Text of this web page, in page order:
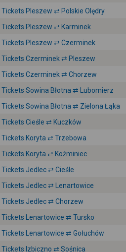
Tickets Pleszew ⇄ Polskie Olędry
Tickets Pleszew ⇄ Karminek
Tickets Pleszew ⇄ Czerminek
Tickets Czerminek ⇄ Pleszew
Tickets Czerminek ⇄ Chorzew
Tickets Sowina Błotna ⇄ Lubomierz
Tickets Sowina Błotna ⇄ Zielona Łąka
Tickets Cieśle ⇄ Kuczków
Tickets Koryta ⇄ Trzebowa
Tickets Koryta ⇄ Koźminiec
Tickets Jedlec ⇄ Cieśle
Tickets Jedlec ⇄ Lenartowice
Tickets Jedlec ⇄ Chorzew
Tickets Lenartowice ⇄ Tursko
Tickets Lenartowice ⇄ Gołuchów
Tickets Izbiczno ⇄ Sośnica